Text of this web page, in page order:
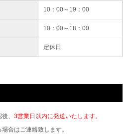
10：00～19：00
10：00～18：00
定休日
、 3営業日以内に発送いたします。
合はご連絡致します。